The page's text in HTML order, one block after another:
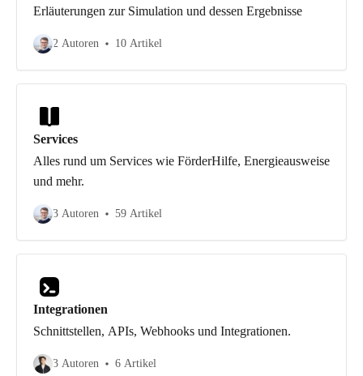
Erläuterungen zur Simulation und dessen Ergebnisse
2 Autoren 10 Artikel
Services
Alles rund um Services wie FörderHilfe, Energieausweise
und mehr.
3 Autoren 59 Artikel
Integrationen
Schnittstellen, APIs, Webhooks und Integrationen.
3 Autoren 6 Artikel